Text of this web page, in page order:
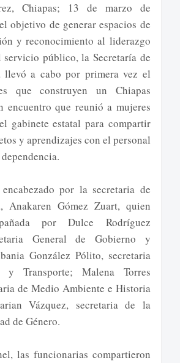
Chiapas; 13 de marzo de
objetivo de generar espacios de
y reconocimiento al liderazgo
servicio público, la Secretaría de
llevó a cabo por primera vez el
que construyen un Chiapas
encuentro que reunió a mujeres
gabinete estatal para compartir
y aprendizajes con el personal
por la secretaria de
Anakaren Gómez Zuart, quien
por Dulce Rodríguez
General de Gobierno y
González Pólito, secretaria
y Transporte; Malena Torres
de Medio Ambiente e Historia
Vázquez, secretaria de la
de Género.
las funcionarias compartieron